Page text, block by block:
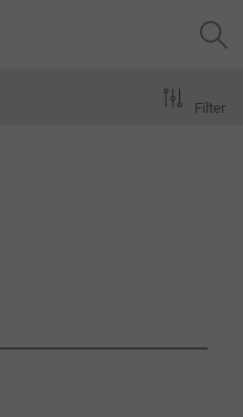
Filter